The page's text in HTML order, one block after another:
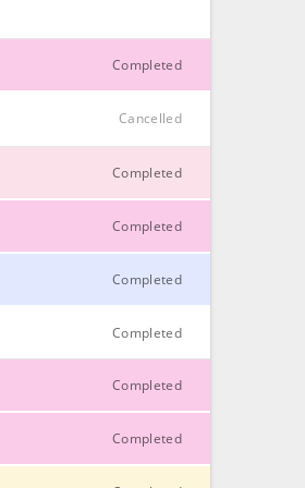
Completed
CLOSE
Cancelled
CLOSE
Completed
CLOSE
Completed
CLOSE
Completed
CLOSE
Completed
CLOSE
Completed
CLOSE
Completed